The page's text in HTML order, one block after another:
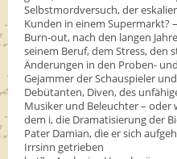
Selbstmordversuch, der
Kunden in einem Supermarkt?
Burn-out, nach den langen
seinem Beruf, dem Stress, den
Änderungen in den Proben-
Gejammer der Schauspieler
Debütanten, Diven, des
Musiker und Beleuchter – oder
dem i, die Dramatisierung der
Pater Damian, die er sich
Irrsinn getrieben